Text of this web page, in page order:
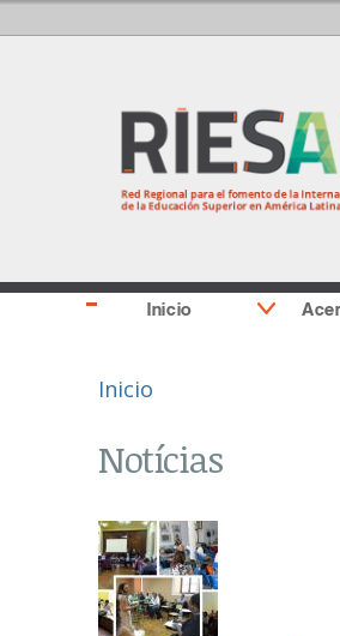
Inicio
Inicio
Notícias